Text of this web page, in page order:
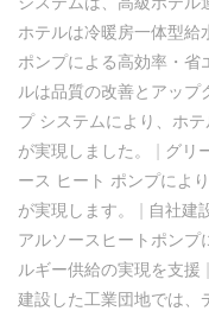
ホテルは冷暖房一体型給
ポンプによる高効率・省
ルは品質の改善とアップ
プ システムにより、ホ
が実現しました。
| グリ
ース ヒート ポンプによ
が実現します。
| 自社建
アルソースヒートポンプ
ルギー供給の実現を支援 |
建設した工業団地では、